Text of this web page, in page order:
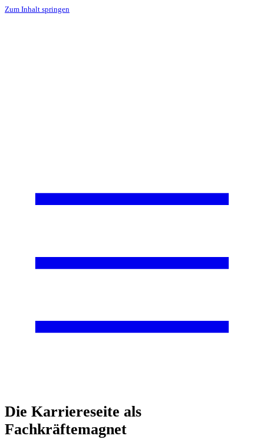
Zum Inhalt springen
Die Karriereseite als
Fachkräftemagnet